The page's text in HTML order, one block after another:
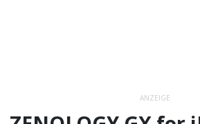
ANZEIGE